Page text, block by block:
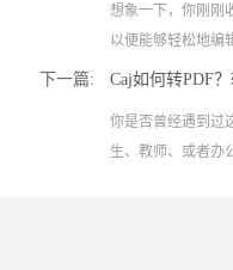
想象一下，你刚刚
以便能够轻松地编
下一篇: Caj如何转PDF
你是否曾经遇到过
生、教师、或者办